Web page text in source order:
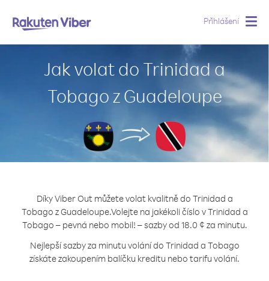
Přihlášení
Jak volat do Trinidad a
Tobago z Guadeloupe
Díky Viber Out můžete volat kvalitně do Trinidad a
Tobago z Guadeloupe.Volejte na jakékoli číslo v Trinidad a
Tobago – pevná nebo mobil! – sazby od 18.0 ¢ za minutu.
Nejlepší sazby za minutu volání do Trinidad a Tobago
získáte zakoupením balíčku kreditu nebo tarifu volání.